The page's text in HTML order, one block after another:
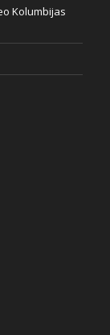
Kolumbijas